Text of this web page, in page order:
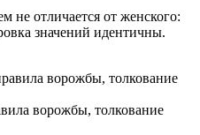
не отличается от женского:
значений идентичны.
ворожбы, толкование